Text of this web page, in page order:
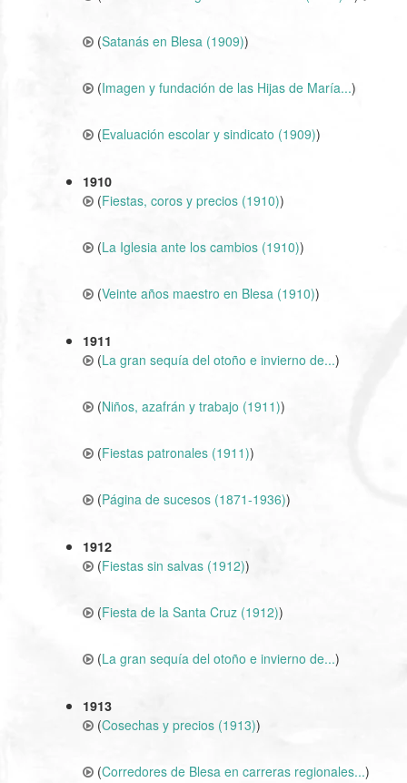
(Satanás en Blesa (1909))
(Imagen y fundación de las Hijas de María...)
(Evaluación escolar y sindicato (1909))
1910
(Fiestas, coros y precios (1910))
(La Iglesia ante los cambios (1910))
(Veinte años maestro en Blesa (1910))
1911
(La gran sequía del otoño e invierno de...)
(Niños, azafrán y trabajo (1911))
(Fiestas patronales (1911))
(Página de sucesos (1871-1936))
1912
(Fiestas sin salvas (1912))
(Fiesta de la Santa Cruz (1912))
(La gran sequía del otoño e invierno de...)
1913
(Cosechas y precios (1913))
(Corredores de Blesa en carreras regionales...)